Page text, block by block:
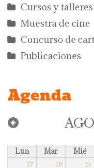
Cursos y
Muestra de cine
Concurso de
Publicaciones
Agenda
Lun Mar Mié
27 28 29